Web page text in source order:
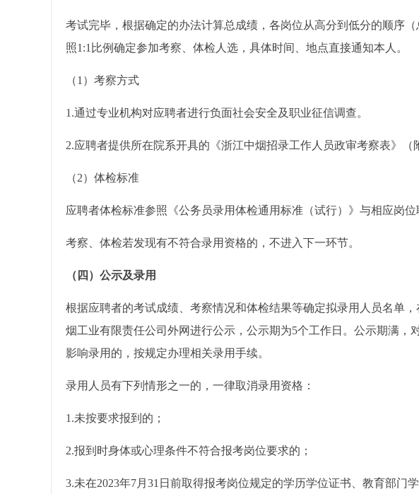
考试完毕，根据确定的办法计算总成绩，各岗位从高分到低分的顺序
照1:1比例确定参加考察、体检人选，具体时间、地点直接通知本人。
（1）考察方式
1.通过专业机构对应聘者进行负面社会安全及职业征信调查。
2.应聘者提供所在院系开具的《浙江中烟招录工作人员政审考察表》（
（2）体检标准
应聘者体检标准参照《公务员录用体检通用标准（试行）》与相应岗位
考察、体检若发现有不符合录用资格的，不进入下一环节。
（四）公示及录用
根据应聘者的考试成绩、考察情况和体检结果等确定拟录用人员名单
烟工业有限责任公司外网进行公示，公示期为5个工作日。公示期满，
影响录用的，按规定办理相关录用手续。
录用人员有下列情形之一的，一律取消录用资格：
1.未按要求报到的；
2.报到时身体或心理条件不符合报考岗位要求的；
3.未在2023年7月31日前取得报考岗位规定的学历学位证书、教育部门